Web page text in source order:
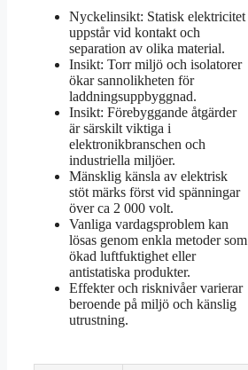
Nyckelinsikt: Statisk elektricitet
uppstår vid kontakt och
separation av olika material.
Insikt: Torr miljö och isolatorer
ökar sannolikheten för
laddningsuppbyggnad.
Insikt: Förebyggande åtgärder
är särskilt viktiga i
elektronikbranschen och
industriella miljöer.
Mänsklig känsla av elektrisk
stöt märks först vid spänningar
över ca 2 000 volt.
Vanliga vardagsproblem kan
lösas genom enkla metoder som
ökad luftfuktighet eller
antistatiska produkter.
Effekter och risknivåer varierar
beroende på miljö och känslig
utrustning.